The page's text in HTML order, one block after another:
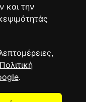
και την
Πολιτική
.
Μόνο μετά από κλικ
πληροφορίες
καθορίζονται στην